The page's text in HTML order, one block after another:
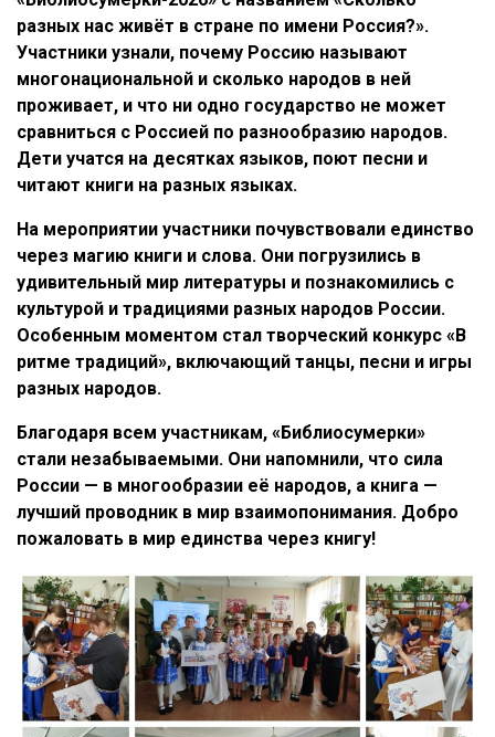
разных нас живёт в стране по имени Россия?».
Участники узнали, почему Россию называют
многонациональной и сколько народов в ней
проживает, и что ни одно государство не может
сравниться с Россией по разнообразию народов.
Дети учатся на десятках языков, поют песни и
читают книги на разных языках.
На мероприятии участники почувствовали единство
через магию книги и слова. Они погрузились в
удивительный мир литературы и познакомились с
культурой и традициями разных народов России.
Особенным моментом стал творческий конкурс «В
ритме традиций», включающий танцы, песни и игры
разных народов.
Благодаря всем участникам, «Библиосумерки»
стали незабываемыми. Они напомнили, что сила
России — в многообразии её народов, а книга —
лучший проводник в мир взаимопонимания. Добро
пожаловать в мир единства через книгу!